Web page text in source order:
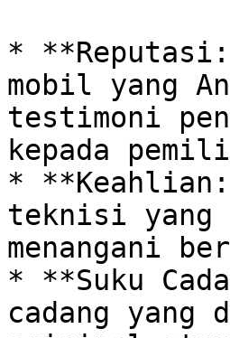
*
mobil yang
testimoni
kepada
*
teknisi yang
menangani
* **Suku
cadang yang